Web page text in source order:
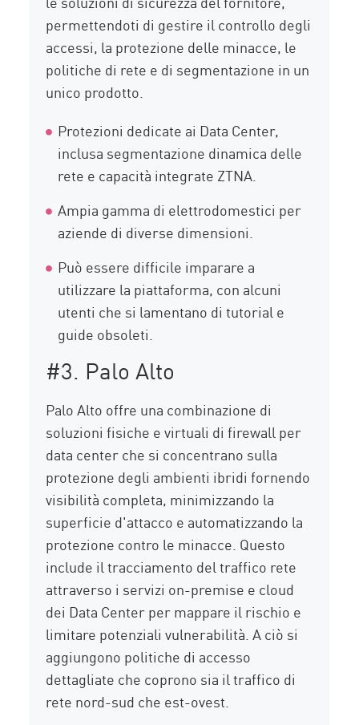
permettendoti di gestire il controllo degli
accessi, la protezione delle minacce, le
politiche di rete e di segmentazione in un
unico prodotto.
Protezioni dedicate ai Data Center,
inclusa segmentazione dinamica delle
rete e capacità integrate ZTNA.
Ampia gamma di elettrodomestici per
aziende di diverse dimensioni.
Può essere difficile imparare a
utilizzare la piattaforma, con alcuni
utenti che si lamentano di tutorial e
guide obsoleti.
#3. Palo Alto
Palo Alto offre una combinazione di
soluzioni fisiche e virtuali di firewall per
data center che si concentrano sulla
protezione degli ambienti ibridi fornendo
visibilità completa, minimizzando la
superficie d'attacco e automatizzando la
protezione contro le minacce. Questo
include il tracciamento del traffico rete
attraverso i servizi on-premise e cloud
dei Data Center per mappare il rischio e
limitare potenziali vulnerabilità. A ciò si
aggiungono politiche di accesso
dettagliate che coprono sia il traffico di
rete nord-sud che est-ovest.